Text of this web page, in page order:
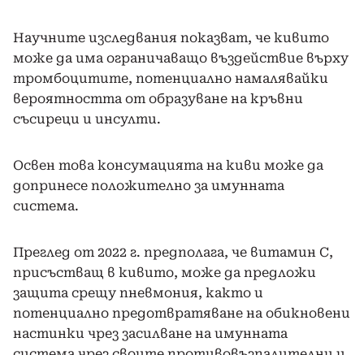
Научните изследвания показват, че кивито
може да има ограничаващо въздействие върху
тромбоцитите, потенциално намалявайки
вероятността от образуване на кръвни
съсиреци и инсулти.
Освен това консумацията на киви може да
допринесе положително за имунната
система.
Преглед от 2022 г. предполага, че витамин С,
присъстващ в кивито, може да предложи
защита срещу пневмония, както и
потенциално предотвратяване на обикновени
настинки чрез засилване на имунната